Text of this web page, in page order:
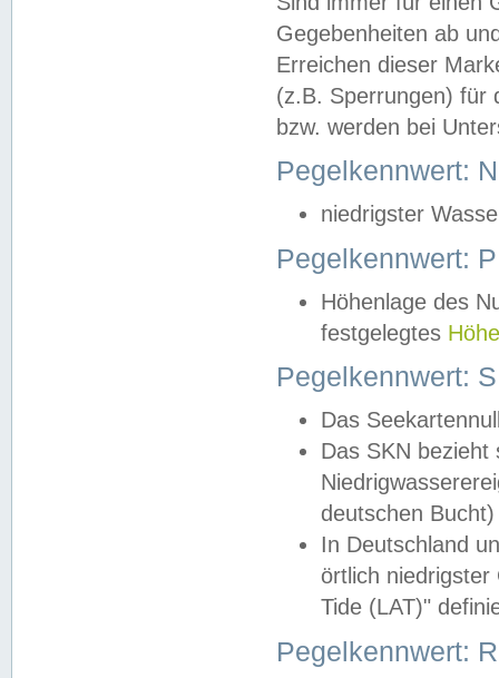
Gegebenheiten ab
Erreichen dieser
(z.B. Sperrungen) für
bzw. werden bei
Pegelkennwert:
niedrigster
Pegelkennwert:
Höhenlage des
festgelegtes
Pegelkennwert:
Das
Das SKN
deutschen
In Deutschland
örtlich
Tide (LAT)"
Pegelkennwert: